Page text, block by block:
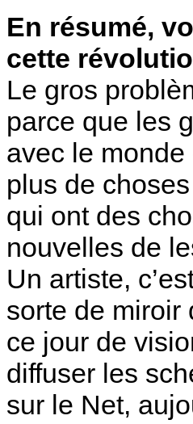
En résumé,
cette
Le gros
parce que les
avec le monde
plus de
qui ont des
nouvelles de
Un artiste,
sorte de miroir
ce jour de
diffuser les
sur le Net,